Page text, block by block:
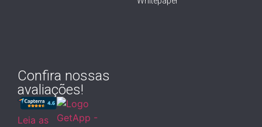
Confira nossas
avaliações!
Leia as